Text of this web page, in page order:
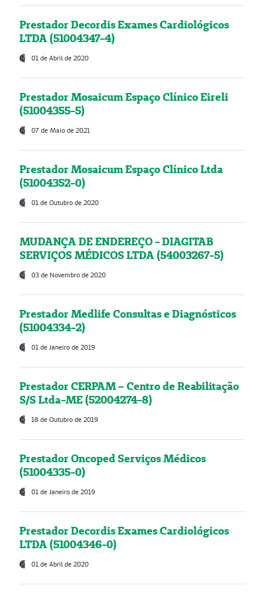
Prestador Decordis Exames Cardiológicos
LTDA (51004347-4)
01 de Abril de 2020
Prestador Mosaicum Espaço Clínico Eireli
(51004355-5)
07 de Maio de 2021
Prestador Mosaicum Espaço Clínico Ltda
(51004352-0)
01 de Outubro de 2020
MUDANÇA DE ENDEREÇO - DIAGITAB
SERVIÇOS MÉDICOS LTDA (54003267-5)
03 de Novembro de 2020
Prestador Medlife Consultas e Diagnósticos
(51004334-2)
01 de Janeiro de 2019
Prestador CERPAM – Centro de Reabilitação
S/S Ltda-ME (52004274-8)
18 de Outubro de 2019
Prestador Oncoped Serviços Médicos
(51004335-0)
01 de Janeiro de 2019
Prestador Decordis Exames Cardiológicos
LTDA (51004346-0)
01 de Abril de 2020